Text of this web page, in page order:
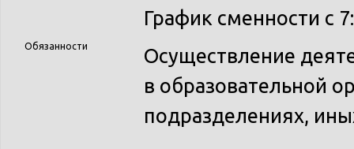
График сменности с
Обязанности
Осуществление
в образовательной
подразделениях,